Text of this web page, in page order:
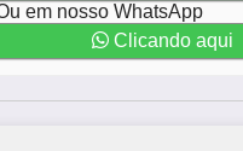
em nosso WhatsApp
Clicando aqui